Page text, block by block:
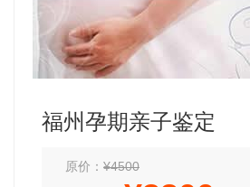
福州孕期亲子鉴定
原价： ¥4500